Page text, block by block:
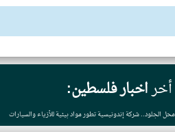
أخراخبار فلسطين:
الجلود.. شركة إندونيسية تطور مواد بيئية للأزياء والسيارات